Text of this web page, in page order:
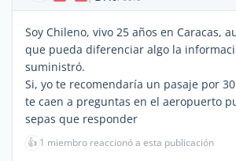
Soy Chileno, vivo 25 años en Caracas,
que pueda diferenciar algo la
suministró.
Si, yo te recomendaría un pasaje por
te caen a preguntas en el aeropuerto
sepas que responder
👍 1 miembro reaccionó a esta publicación